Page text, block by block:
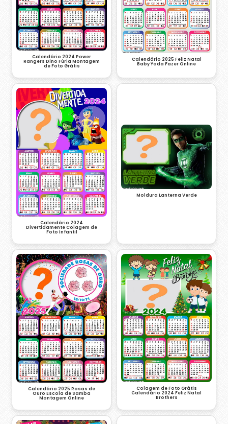
Calendário 2024 Power
Rangers Dino Fúria Montagem
de Foto Grátis
Calendário 2025 Feliz Natal
Baby Yoda Fazer Online
Calendário 2024
Divertidamente Colagem de
Foto Infantil
Moldura Lanterna Verde
Calendário 2025 Rosas de
Ouro Escola de Samba
Montagem Online
Colagem de Foto Grátis
Calendário 2024 Feliz Natal
Brothers